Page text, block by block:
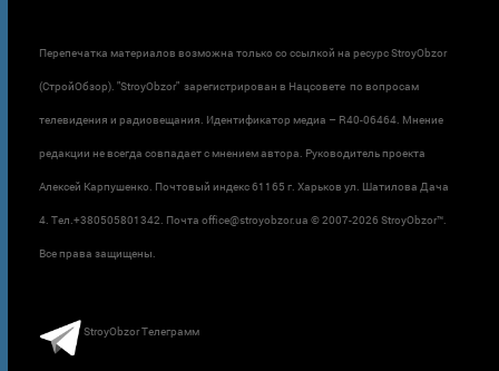
Перепечатка материалов возможна только со ссылкой на ресурс StroyObzor
(СтройОбзор). "StroyObzor" зарегистрирован в Нацсовете по вопросам
телевидения и радиовещания. Идентификатор медиа – R40-06464. Мнение
редакции не всегда совпадает с мнением автора. Руководитель проекта
Алексей Карпушенко. Почтовый индекс 61165 г. Харьков ул. Шатилова Дача
4. Тел.+380505801342. Почта office@stroyobzor.ua © 2007-2026 StroyObzor™.
Все права защищены.
StroyObzor Телеграмм